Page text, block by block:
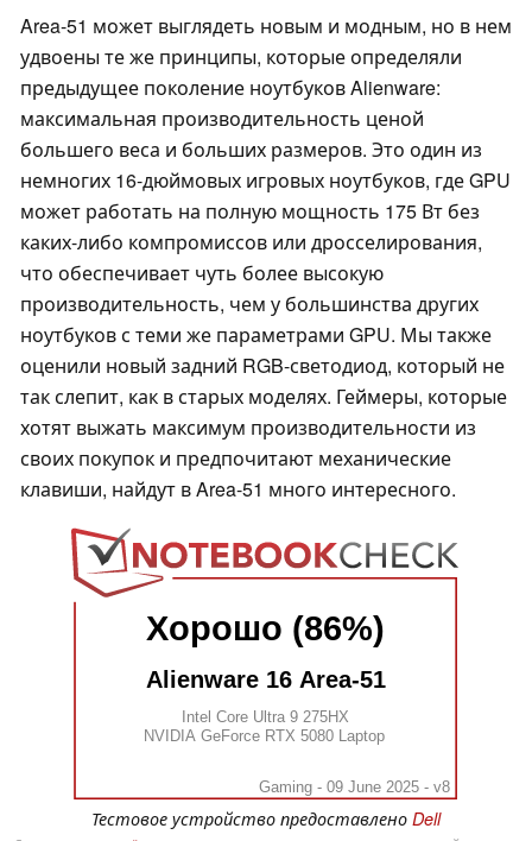
Area-51 может выглядеть новым и модным, но в нем
удвоены те же принципы, которые определяли
предыдущее поколение ноутбуков Alienware:
максимальная производительность ценой
большего веса и больших размеров. Это один из
немногих 16-дюймовых игровых ноутбуков, где GPU
может работать на полную мощность 175 Вт без
каких-либо компромиссов или дросселирования,
что обеспечивает чуть более высокую
производительность, чем у большинства других
ноутбуков с теми же параметрами GPU. Мы также
оценили новый задний RGB-светодиод, который не
так слепит, как в старых моделях. Геймеры, которые
хотят выжать максимум производительности из
своих покупок и предпочитают механические
клавиши, найдут в Area-51 много интересного.
Хорошо (86%)
Alienware 16 Area-51
Intel Core Ultra 9 275HX
NVIDIA GeForce RTX 5080 Laptop
Gaming - 09 June 2025 - v8
Тестовое устройство предоставлено Dell